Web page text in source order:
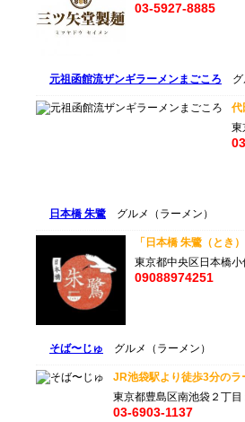
03-5927-8885
元祖函館流ザンギラーメンまごころ グ
代
東
日本橋 朱鷺 グルメ（ラーメン）
「日本橋 朱鷺（とき
東京都中央区日本橋小
09088974251
そば〜じゅ グルメ（ラーメン）
JR池袋駅より徒歩3分のラ
東京都豊島区南池袋２丁
03-6903-1137